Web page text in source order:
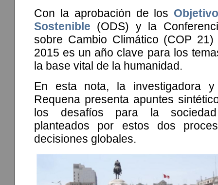
Con la aprobación de los
Sostenible (ODS) y la
sobre Cambio Climático (COP
2015 es un año clave para los
la base vital de la humanidad.
En esta nota, la investigadora y
Requena presenta apuntes
los desafíos para la
planteados por estos dos
decisiones globales.